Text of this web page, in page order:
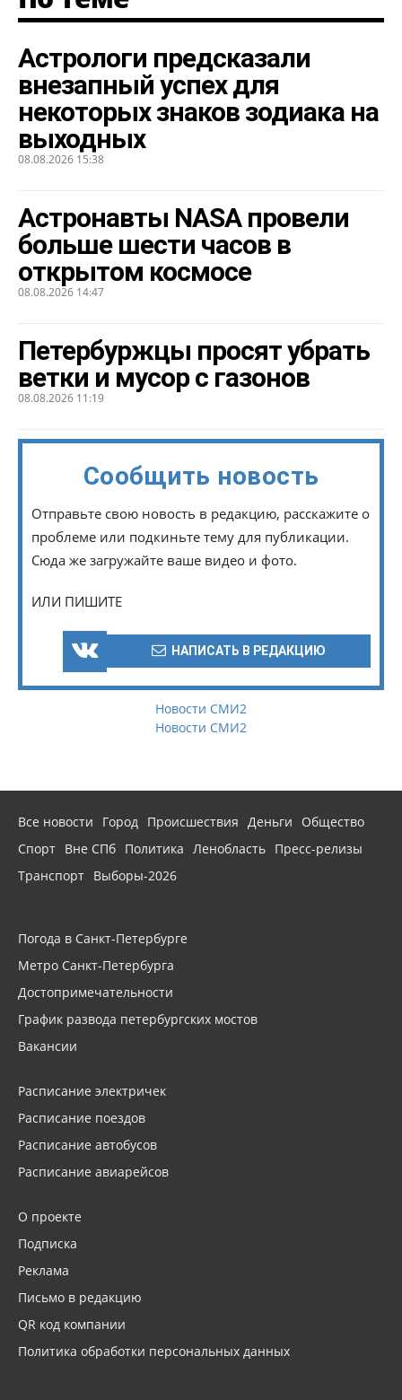
Астрологи предсказали
внезапный успех для
некоторых знаков зодиака на
выходных
08.08.2026 15:38
Астронавты NASA провели
больше шести часов в
открытом космосе
08.08.2026 14:47
Петербуржцы просят убрать
ветки и мусор с газонов
08.08.2026 11:19
Сообщить новость
Отправьте свою новость в редакцию, расскажите о
проблеме или подкиньте тему для публикации.
Сюда же загружайте ваше видео и фото.
ИЛИ ПИШИТЕ
НАПИСАТЬ В РЕДАКЦИЮ
Новости СМИ2
Новости СМИ2
Все новости Город Происшествия Деньги
Общество
Спорт Вне СПб Политика Ленобласть Пресс-релизы
Транспорт Выборы-2026
Погода в Санкт-Петербурге
Метро Санкт-Петербурга
Достопримечательности
График развода петербургских мостов
Вакансии
Расписание электричек
Расписание поездов
Расписание автобусов
Расписание авиарейсов
О проекте
Подписка
Реклама
Письмо в редакцию
QR код компании
Политика обработки персональных данных